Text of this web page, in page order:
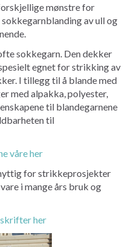
mønstre for
sokkegarnblanding av ull og
sokkegarn. Den dekker
egnet for strikking av
I tillegg til å blande med
med alpakka, polyester,
til blandegarnene
til
våre her
for strikkeprosjekter
i mange års bruk og
her